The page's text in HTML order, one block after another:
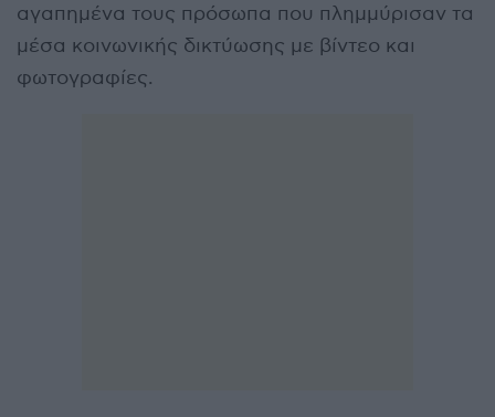
αγαπημένα τους πρόσωπα που πλημμύρισαν τα
μέσα κοινωνικής δικτύωσης με βίντεο και
φωτογραφίες.